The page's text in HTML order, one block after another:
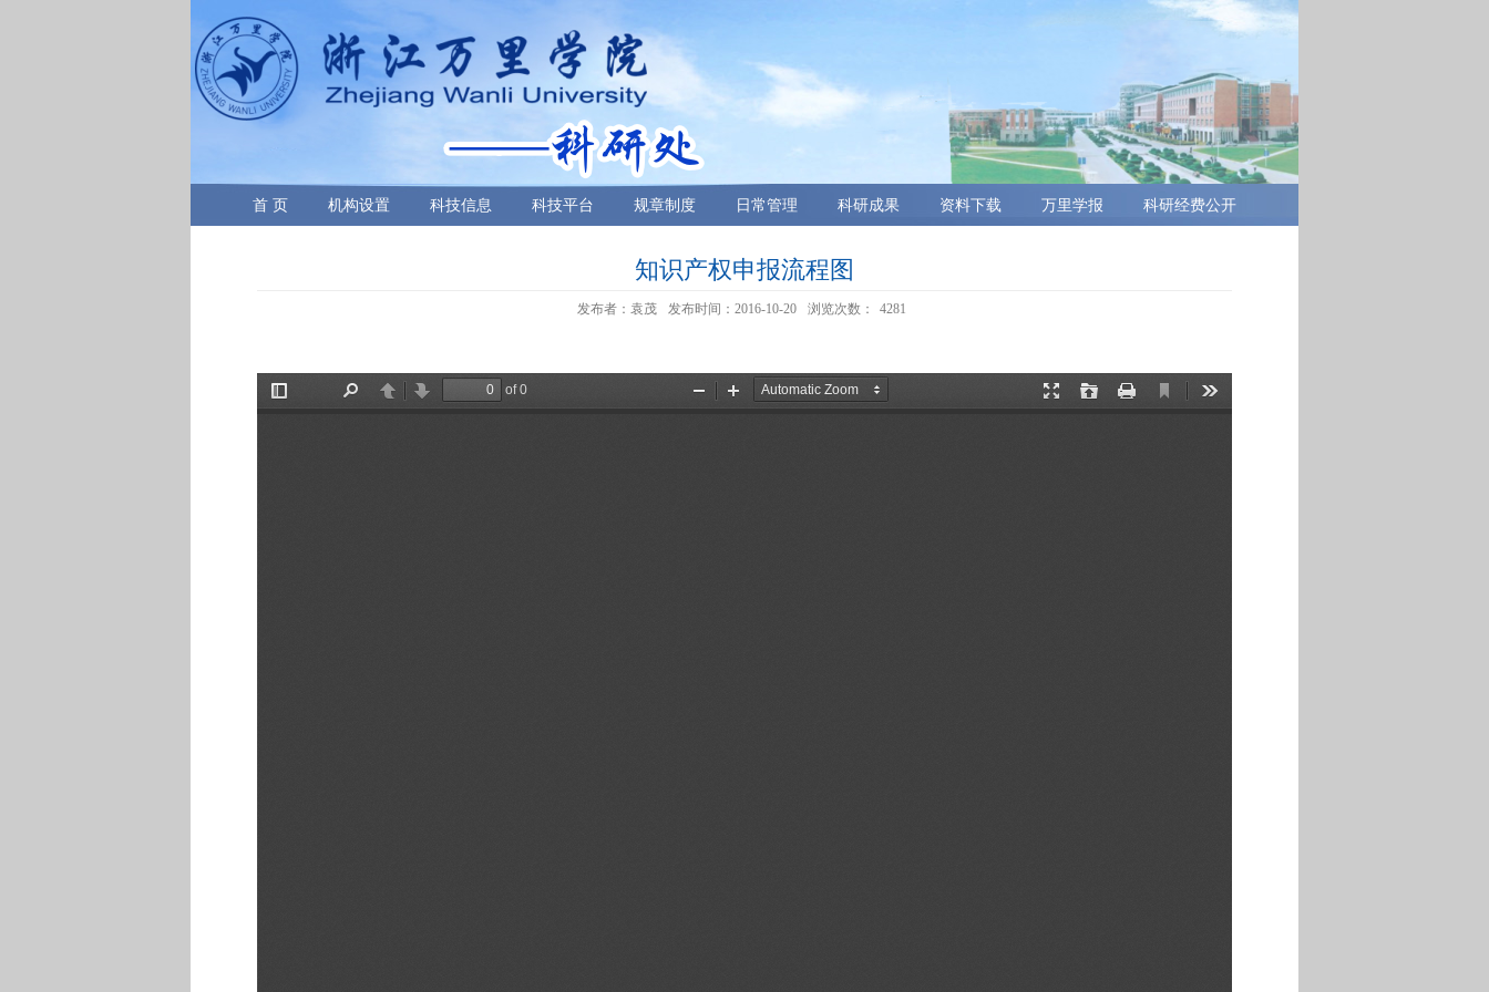
首 页 机构设置 科技信息 科技平台 规章制度 日常管理 科研成果 资料下载 万里学报 科研经费公开
知识产权申报流程图
发布者：袁茂 发布时间：2016-10-20 浏览次数： 4281